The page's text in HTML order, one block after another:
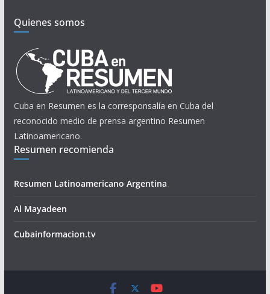
Quienes somos
Cuba en Resumen es la corresponsalía en Cuba del
reconocido medio de prensa argentino Resumen
Latinoamericano.
Resumen recomienda
Resumen Latinoamericano Argentina
Al Mayadeen
Cubainformacion.tv